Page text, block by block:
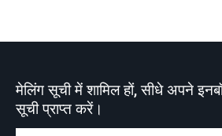
मेलिंग सूची में शामिल हों, सीधे अपने
सूची प्राप्त करें।